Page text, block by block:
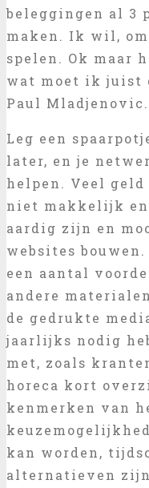
beleggingen al 3
maken. Ik wil,
spelen. Ok maar
wat moet ik juist
Paul Mladjenovic.
Leg een
later, en je
helpen. Veel
niet makkelijk
aardig zijn en
websites
een aantal
andere
de gedrukte
jaarlijks nodig
met, zoals
horeca kort
kenmerken van
kan worden,
alternatieven